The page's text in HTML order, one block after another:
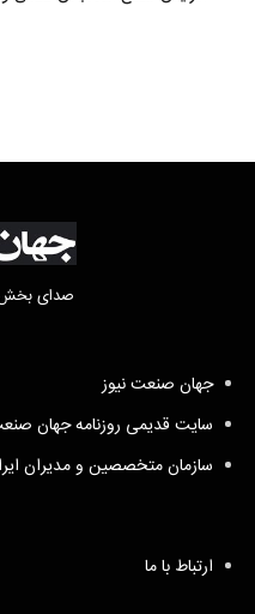
صدای
جهان صنعت نیوز
سایت قدیمی روزنامه جهان
سازمان متخصصین و مدیران
ارتباط با ما